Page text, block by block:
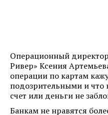
Операционный
Ривер» Ксения
операции по картам
подозрительными и что
счет или деньги не
Банкам не нравятся